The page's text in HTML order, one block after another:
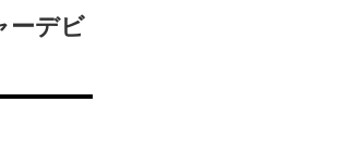
ーデビ